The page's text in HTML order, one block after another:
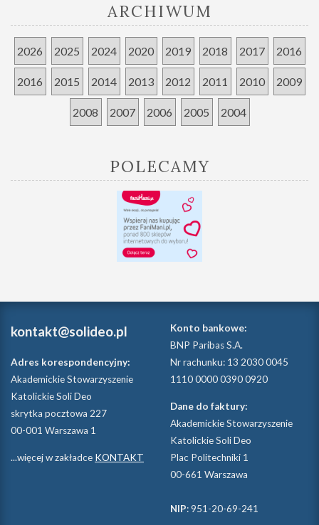
ARCHIWUM
2026 2025 2024 2020 2019 2018 2017 2016
2016 2015 2014 2013 2012 2011 2010 2009
2008 2007 2006 2005 2004
POLECAMY
kontakt@solideo.pl
Adres korespondencyjny:
Akademickie Stowarzyszenie
Katolickie Soli Deo
skrytka pocztowa 227
00-001 Warszawa 1
...więcej w zakładce KONTAKT
Konto bankowe:
BNP Paribas S.A.
Nr rachunku: 13 2030 0045
1110 0000 0390 0920
Dane do faktury:
Akademickie Stowarzyszenie
Katolickie Soli Deo
Plac Politechniki 1
00-661 Warszawa
NIP: 951-20-69-241